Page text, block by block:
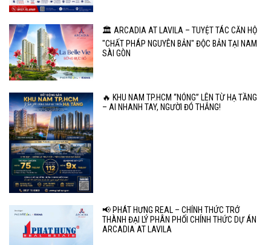
🏛️ ARCADIA AT LAVILA – TUYỆT TÁC CĂN HỘ
"CHẤT PHÁP NGUYÊN BẢN" ĐỘC BẢN TẠI NAM
SÀI GÒN
🔥 KHU NAM TP.HCM “NÓNG” LÊN TỪ HẠ TẦNG
– AI NHANH TAY, NGƯỜI ĐÓ THẮNG!
📢 PHÁT HƯNG REAL – CHÍNH THỨC TRỞ
THÀNH ĐẠI LÝ PHÂN PHỐI CHÍNH THỨC DỰ ÁN
ARCADIA AT LAVILA